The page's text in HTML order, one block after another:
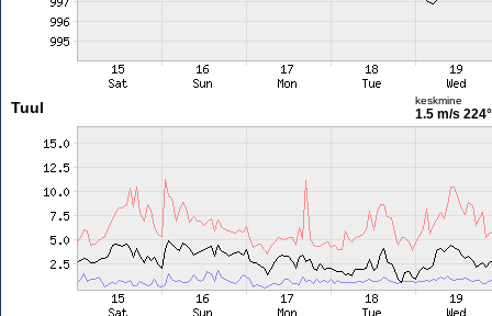
Tuul keskmine
1.5 m/s 224°